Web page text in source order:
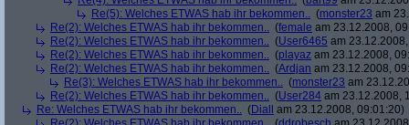
Re(5): Welches ETWAS hab ihr bekommen.. (monster23 am
Re(2): Welches ETWAS hab ihr bekommen.. (female am 23.12.2008,
Re(2): Welches ETWAS hab ihr bekommen.. (User6465 am
Re(2): Welches ETWAS hab ihr bekommen.. (playaz am 23.12.2008,
Re(2): Welches ETWAS hab ihr bekommen.. (Ardjan am 23.12.2008,
Re(3): Welches ETWAS hab ihr bekommen.. (monster23 am
Re(2): Welches ETWAS hab ihr bekommen.. (User284 am 23.12.2008,
Re: Welches ETWAS hab ihr bekommen.. (Diall
am 23.12.2008, 09:01:20)